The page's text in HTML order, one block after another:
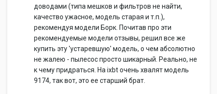
доводами (типа мешков и фильтров не найти,
качество ужасное, модель старая и т.п.),
рекомендуя модели Борк. Почитав про эти
рекомендуемые модели отзывы, решил все же
купить эту 'устаревшую' модель, о чем абсолютно
не жалею - пылесос просто шикарный. Реально, не
к чему придраться. На ixbt очень хвалят модель
9174, так вот, это ее старший брат.